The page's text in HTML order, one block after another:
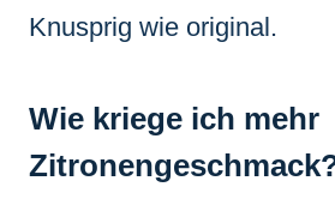
Knusprig wie original.
Wie kriege ich mehr